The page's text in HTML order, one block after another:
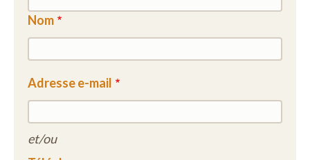
Nom
Adresse e-mail
et/ou